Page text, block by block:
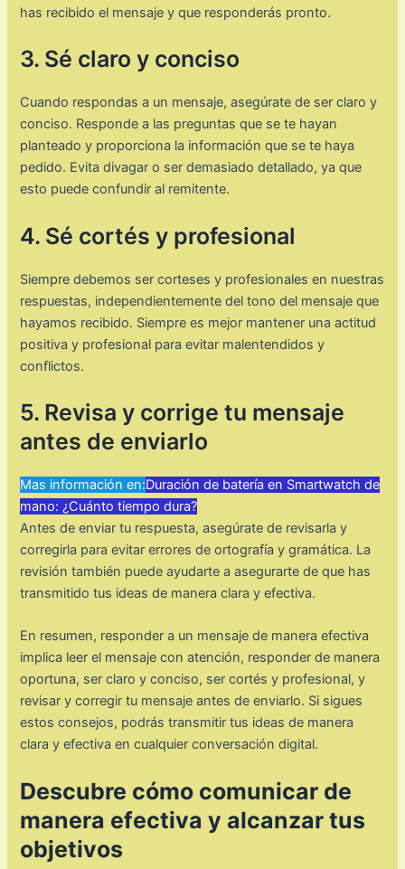
has recibido el mensaje y que responderás pronto.
3. Sé claro y conciso
Cuando respondas a un mensaje, asegúrate de ser claro y
conciso. Responde a las preguntas que se te hayan
planteado y proporciona la información que se te haya
pedido. Evita divagar o ser demasiado detallado, ya que
esto puede confundir al remitente.
4. Sé cortés y profesional
Siempre debemos ser corteses y profesionales en nuestras
respuestas, independientemente del tono del mensaje que
hayamos recibido. Siempre es mejor mantener una actitud
positiva y profesional para evitar malentendidos y
conflictos.
5. Revisa y corrige tu mensaje
antes de enviarlo
Mas información en:Duración de batería en Smartwatch de
mano: ¿Cuánto tiempo dura?
Antes de enviar tu respuesta, asegúrate de revisarla y
corregirla para evitar errores de ortografía y gramática. La
revisión también puede ayudarte a asegurarte de que has
transmitido tus ideas de manera clara y efectiva.
En resumen, responder a un mensaje de manera efectiva
implica leer el mensaje con atención, responder de manera
oportuna, ser claro y conciso, ser cortés y profesional, y
revisar y corregir tu mensaje antes de enviarlo. Si sigues
estos consejos, podrás transmitir tus ideas de manera
clara y efectiva en cualquier conversación digital.
Descubre cómo comunicar de
manera efectiva y alcanzar tus
objetivos